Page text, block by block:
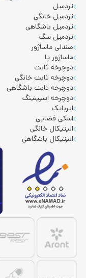
تردمیل
تردمیل خانگی
تردمیل باشگاهی
تردمیل سگ
صندلی ماساژور
ماساژور پا
دوچرخه ثابت
دوچرخه ثابت خانگی
دوچرخه ثابت باشگاهی
دوچرخه اسپینینگ
ایربایک
اسکی فضایی
الپتیکال خانگی
الپتیکال باشگاهی